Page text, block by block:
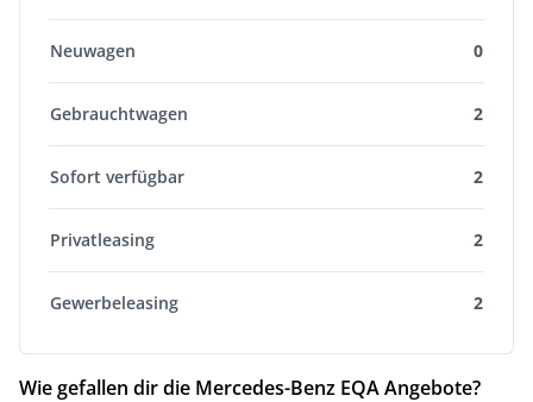
Neuwagen 0
Gebrauchtwagen 2
Sofort verfügbar 2
Privatleasing 2
Gewerbeleasing 2
Wie gefallen dir die Mercedes-Benz EQA Angebote?